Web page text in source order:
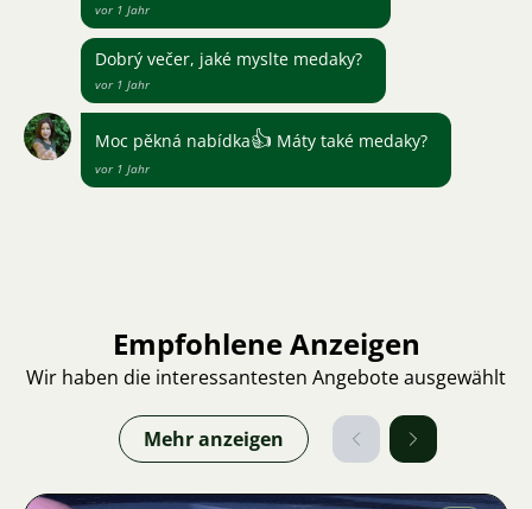
vor 1 Jahr
Dobrý večer, jaké myslte medaky?
vor 1 Jahr
Moc pěkná nabídka👍 Máty také medaky?
vor 1 Jahr
Empfohlene Anzeigen
Wir haben die interessantesten Angebote ausgewählt
Mehr anzeigen